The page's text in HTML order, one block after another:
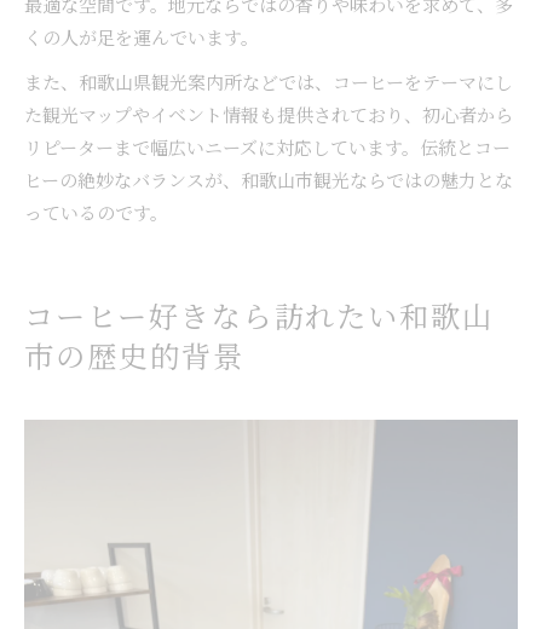
くの人が足を運んでいます。
また、和歌山県観光案内所などでは、コーヒーをテーマにし
た観光マップやイベント情報も提供されており、初心者から
リピーターまで幅広いニーズに対応しています。伝統とコー
ヒーの絶妙なバランスが、和歌山市観光ならではの魅力とな
っているのです。
コーヒー好きなら訪れたい和歌山
市の歴史的背景